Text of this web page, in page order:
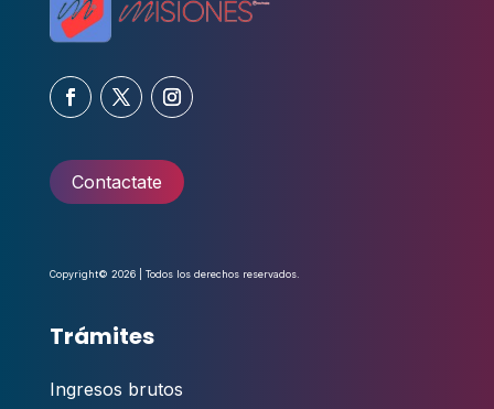
Contactate
Copyright© 2026 | Todos los derechos reservados.
Trámites
Ingresos brutos